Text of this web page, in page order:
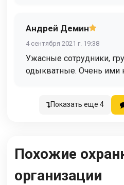
Андрей Демин
4 сентября 2021 г. 19:38
Ужасные сотрудники,
одыкватные. Очень ими
Показать еще 4
Похожие
организации